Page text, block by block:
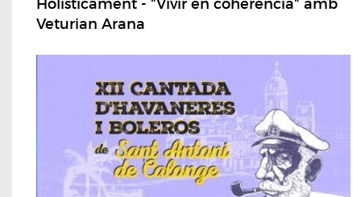
Holisticament - "Vivir en coherencia" amb
Veturian Arana